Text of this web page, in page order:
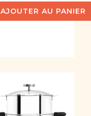
AJOUTER AU PANIER